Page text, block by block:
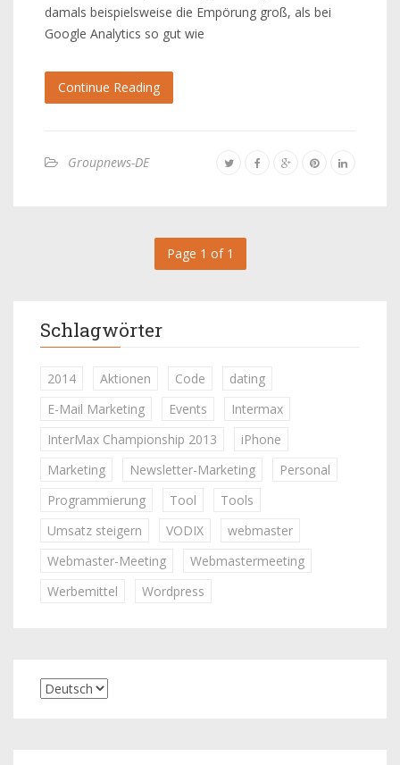
damals beispielsweise die Empörung groß, als bei
Google Analytics so gut wie
Continue Reading
Groupnews-DE
Page 1 of 1
Schlagwörter
2014 Aktionen Code
dating
E-Mail Marketing
Events
Intermax
InterMax Championship 2013
iPhone
Marketing
Newsletter-Marketing
Personal
Programmierung
Tool
Tools
Umsatz steigern
VODIX
webmaster
Webmaster-Meeting
Webmastermeeting
Werbemittel
Wordpress